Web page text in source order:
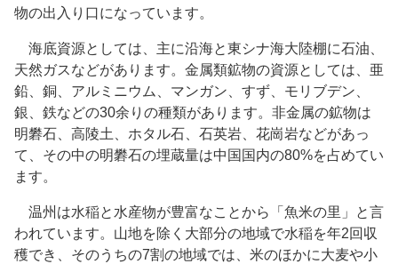
物の出入り口になっています。
海底資源としては、主に沿海と東シナ海大陸棚に石油、
天然ガスなどがあります。金属類鉱物の資源としては、亜
鉛、銅、アルミニウム、マンガン、すず、モリブデン、
銀、鉄などの30余りの種類があります。非金属の鉱物は
明礬石、高陵土、ホタル石、石英岩、花崗岩などがあっ
て、その中の明礬石の埋蔵量は中国国内の80%を占めてい
ます。
温州は水稲と水産物が豊富なことから「魚米の里」と言
われています。山地を除く大部分の地域で水稲を年2回収
穫でき、そのうちの7割の地域では、米のほかに大麦や小